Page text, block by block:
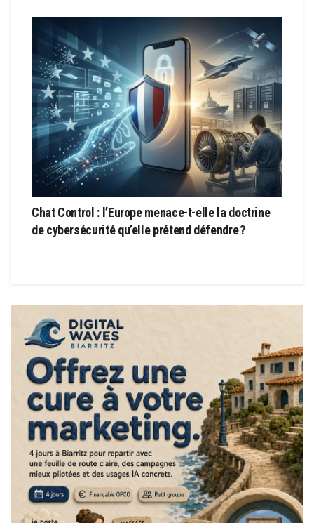
Chat Control : l’Europe menace-t-elle la doctrine
de cybersécurité qu’elle prétend défendre ?